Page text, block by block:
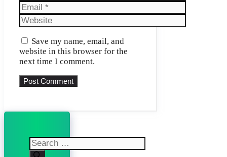
Email
Website
Save my name, email, and
website in this browser for the
next time I comment.
Search
for: